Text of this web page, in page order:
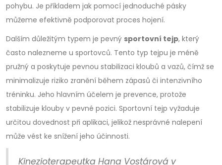
pohybu. Je příkladem jak pomocí jednoduché pásky
můžeme efektivně podporovat proces hojení.
Dalším důležitým typem je pevný sportovní tejp, který
často nalezneme u sportovců. Tento typ tejpu je méně
pružný a poskytuje pevnou stabilizaci kloubů a vazů, čímž se
minimalizuje riziko zranění během zápasů či intenzivního
tréninku. Jeho hlavním účelem je prevence, protože
stabilizuje klouby v pevné pozici. Sportovní tejp vyžaduje
určitou dovednost při aplikaci, jelikož nesprávné nalepení
může vést ke snížení jeho účinnosti.
Kinezioterapeutka Hana Vostárová v